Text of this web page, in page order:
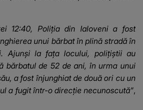
12:40, Poliția din Ialoveni a fost
unui bărbat în plină stradă în
Ajunși la fața locului, polițiștii au
bărbatul de 52 de ani, în urma unui
a fost înjunghiat de două ori cu un
a fugit într-o direcție necunoscută”,